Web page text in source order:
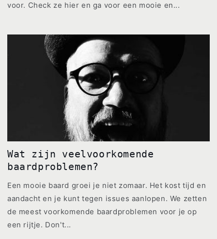
voor. Check ze hier en ga voor een mooie en...
Wat zijn veelvoorkomende
baardproblemen?
Een mooie baard groei je niet zomaar. Het kost tijd en
aandacht en je kunt tegen issues aanlopen. We zetten
de meest voorkomende baardproblemen voor je op
een rijtje. Don't...